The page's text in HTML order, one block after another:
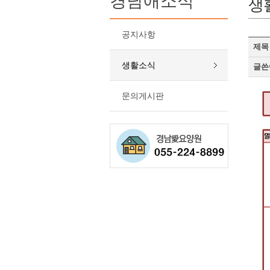
공지사항
생활소식
문의게시판
생
제목
글쓴